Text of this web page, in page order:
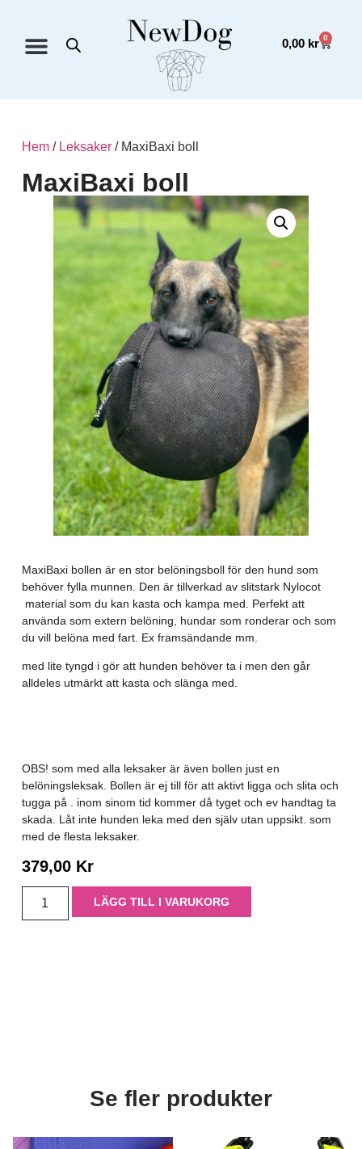
0,00 kr 0
Hem/ Leksaker/ MaxiBaxi boll
MaxiBaxi boll
MaxiBaxi bollen är en stor belöningsboll för den hund som
behöver fylla munnen. Den är tillverkad av slitstark Nylocot
material som du kan kasta och kampa med. Perfekt att
använda som extern belöning, hundar som ronderar och som
du vill belöna med fart. Ex framsändande mm.
med lite tyngd i gör att hunden behöver ta i men den går
alldeles utmärkt att kasta och slänga med.
OBS! som med alla leksaker är även bollen just en
belöningsleksak. Bollen är ej till för att aktivt ligga och slita och
tugga på . inom sinom tid kommer då tyget och ev handtag ta
skada. Låt inte hunden leka med den själv utan uppsikt. som
med de flesta leksaker.
379,00 Kr
LÄGG TILL I VARUKORG
Se fler produkter